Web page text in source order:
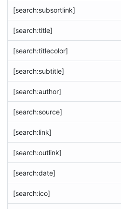
[search:subsortlink]
[search:title]
[search:titlecolor]
[search:subtitle]
[search:author]
[search:source]
[search:link]
[search:outlink]
[search:date]
[search:ico]